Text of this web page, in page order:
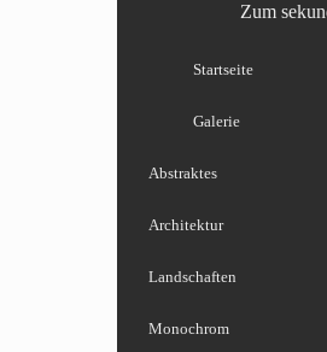
Zum
Startseite
Galerie
Abstraktes
Architektur
Landschaften
Monochrom